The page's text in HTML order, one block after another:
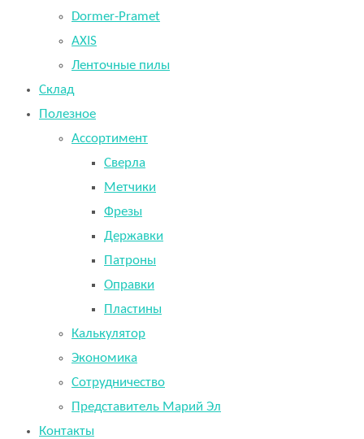
Dormer-Pramet
AXIS
Ленточные пилы
Склад
Полезное
Ассортимент
Сверла
Метчики
Фрезы
Державки
Патроны
Оправки
Пластины
Калькулятор
Экономика
Сотрудничество
Представитель Марий Эл
Контакты